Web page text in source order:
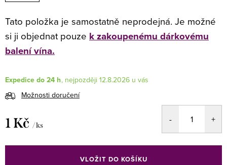
Tato položka je samostatně neprodejná. Je možné
si ji objednat pouze k zakoupenému dárkovému
balení vína.
Expedice do 24 h
12.8.2026
Možnosti doručení
1 Kč / ks
cena:
VLOŽIT DO KOŠÍKU